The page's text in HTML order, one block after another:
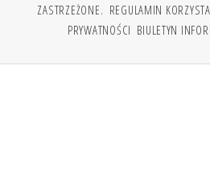
ZASTRZEŻONE. REGULAMIN
PRYWATNOŚCI BIULETYN